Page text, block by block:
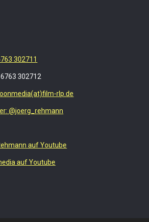
302711
302712
rlp.de
@joerg_rehmann
auf Youtube
auf Youtube